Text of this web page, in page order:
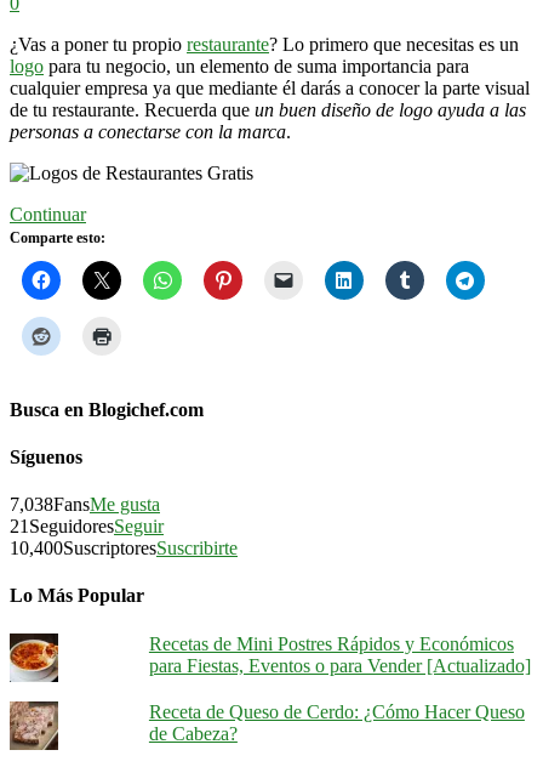
¿Vas a poner tu propio restaurante? Lo primero que necesitas es un
logo para tu negocio, un elemento de suma importancia para
cualquier empresa ya que mediante él darás a conocer la parte visual
de tu restaurante. Recuerda que un buen diseño de logo ayuda a las
personas a conectarse con la marca.
Continuar
Comparte esto:
Busca en Blogichef.com
Síguenos
7,038FansMe gusta
21 SeguidoresSeguir
10,400SuscriptoresSuscribirte
Lo Más Popular
Recetas de Mini Postres Rápidos y Económicos
para Fiestas, Eventos o para Vender [Actualizado]
Receta de Queso de Cerdo: ¿Cómo Hacer Queso
de Cabeza?